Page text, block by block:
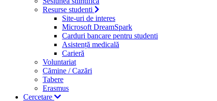
Resurse studenti
Site-uri de interes
Microsoft DreamSpark
Carduri bancare pentru studenti
Asistență medicală
Carieră
Voluntariat
Cămine / Cazări
Tabere
Erasmus
Cercetare